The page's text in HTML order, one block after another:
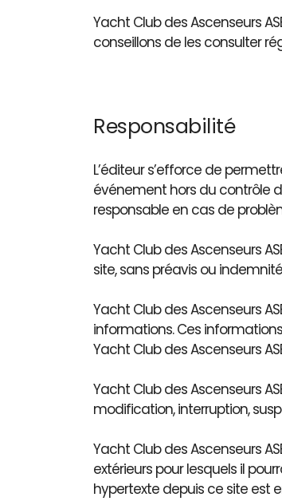
Yacht Club des Ascenseurs
conseillons de les consulter
Responsabilité
L’éditeur s’efforce de
événement hors du contrôle
responsable en cas de
Yacht Club des Ascenseurs
site, sans préavis ou
Yacht Club des Ascenseurs
informations. Ces
Yacht Club des Ascenseurs
Yacht Club des Ascenseurs
modification, interruption,
Yacht Club des Ascenseurs
extérieurs pour lesquels il
hypertexte depuis ce site est